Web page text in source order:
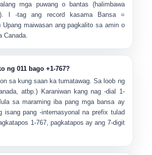
mga puwang o bantas (halimbawa
). I -tag ang record kasama
Bansa =
Upang maiwasan ang pagkalito sa amin o
Canada.
ng 011 bago +1-767?
sa kung saan ka tumatawag. Sa loob ng
atbp.) Karaniwan kang nag -dial 1-
sa maraming iba pang mga bansa ay
isang pang -internasyonal na prefix tulad
1-767, pagkatapos ay ang 7-digit